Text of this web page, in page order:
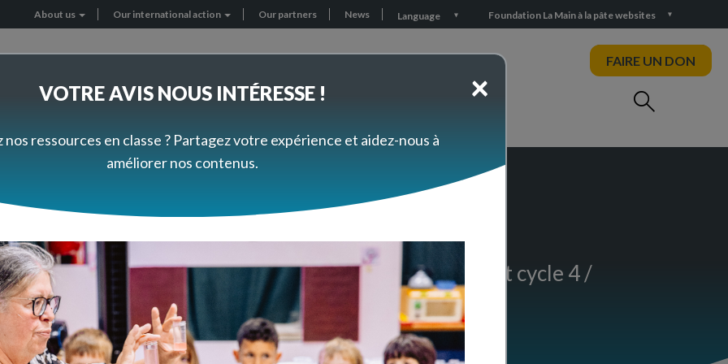
Header
menu
About us Our international action Our partners News Language Foundation La Main à la pâte websites
FAIRE UN DON
Géométrie
ressources pédagogiques du second degré (cycle 3 et cycle 4 /
en classe sur la thématique "Géométrie".
×
VOTRE AVIS NOUS INTÉRESSE !
nos ressources en classe ? Partagez votre expérience et aidez-nous à
améliorer nos contenus.